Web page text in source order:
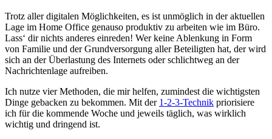
Trotz aller digitalen Möglichkeiten, es ist unmöglich in der aktuellen
Lage im Home Office genauso produktiv zu arbeiten wie im Büro.
Lass‘ dir nichts anderes einreden! Wer keine Ablenkung in Form
von Familie und der Grundversorgung aller Beteiligten hat, der wird
sich an der Überlastung des Internets oder schlichtweg an der
Nachrichtenlage aufreiben.
Ich nutze vier Methoden, die mir helfen, zumindest die wichtigsten
Dinge gebacken zu bekommen. Mit der 1-2-3-Technik priorisiere
ich für die kommende Woche und jeweils täglich, was wirklich
wichtig und dringend ist.